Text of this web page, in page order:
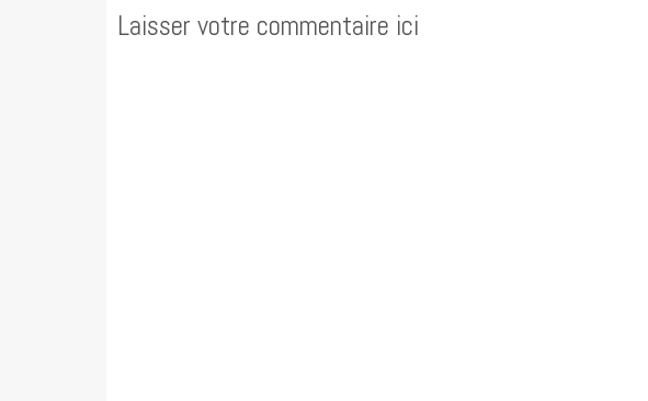
Laisser votre commentaire ici